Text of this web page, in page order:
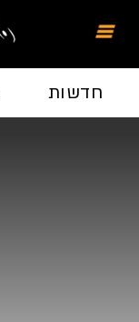
חדשות